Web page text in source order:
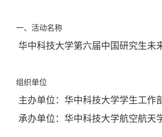
一、活动名称
华中科技大学第六届中国研究生未
组织单位
主办单位：华中科技大学学生工作
承办单位：华中科技大学航空航天